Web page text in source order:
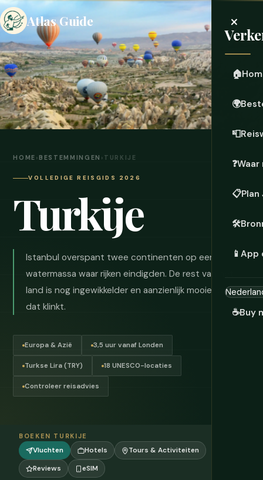
Atlas Guide ×
🏠
🌍
📮
❓
📋Plan
🛠️
📱 App
☕Buy
HOME ›BESTEMMINGEN › TURKIJE
VOLLEDIGE REISGIDS 2026
Turkije
Istanbul overspant twee continenten op een
watermassa waar rijken eindigden. De rest van het
land is nog ingewikkelder en aanzienlijk mooier dan
dat klinkt.
Europa & Azië 3,5 uur vanaf Londen
Turkse Lira (TRY) 18 UNESCO-locaties
Controleer reisadvies
BOEKEN TURKIJE
Vluchten Hotels
Tours & Activiteiten
Reviews
eSIM